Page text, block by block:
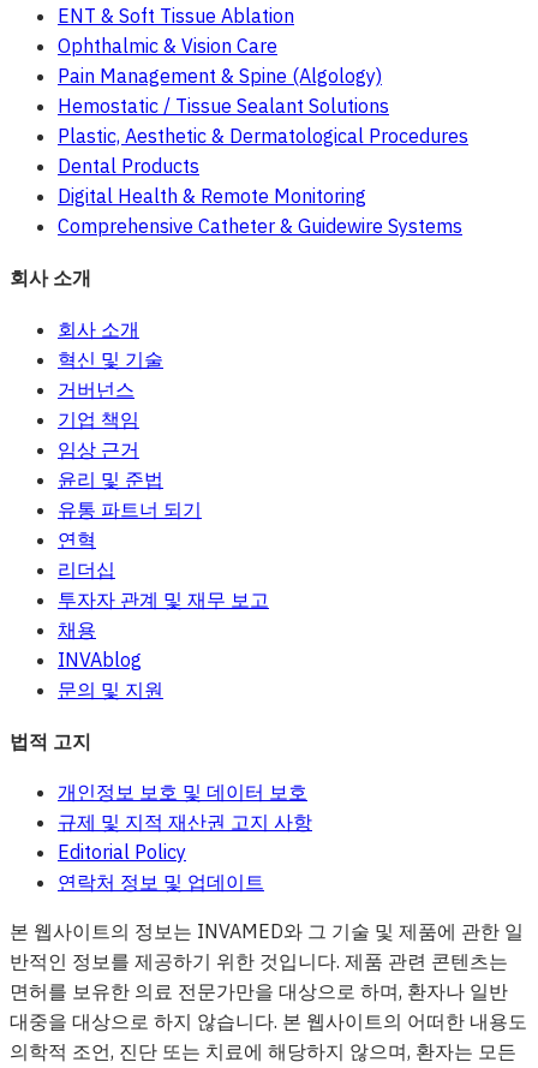
ENT & Soft Tissue Ablation
Ophthalmic & Vision Care
Pain Management & Spine (Algology)
Hemostatic / Tissue Sealant Solutions
Plastic, Aesthetic & Dermatological Procedures
Dental Products
Digital Health & Remote Monitoring
Comprehensive Catheter & Guidewire Systems
회사 소개
회사 소개
혁신 및 기술
거버넌스
기업 책임
임상 근거
윤리 및 준법
유통 파트너 되기
연혁
리더십
투자자 관계 및 재무 보고
채용
INVAblog
문의 및 지원
법적 고지
개인정보 보호 및 데이터 보호
규제 및 지적 재산권 고지 사항
Editorial Policy
연락처 정보 및 업데이트
본 웹사이트의 정보는 INVAMED와 그 기술 및 제품에 관한 일
반적인 정보를 제공하기 위한 것입니다. 제품 관련 콘텐츠는
면허를 보유한 의료 전문가만을 대상으로 하며, 환자나 일반
대중을 대상으로 하지 않습니다. 본 웹사이트의 어떠한 내용도
의학적 조언, 진단 또는 치료에 해당하지 않으며, 환자는 모든